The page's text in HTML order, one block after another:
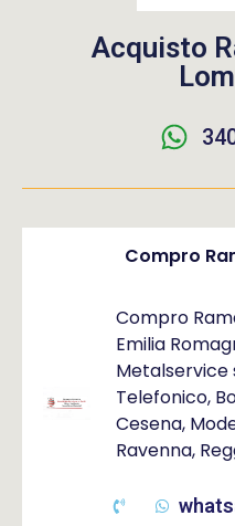
Acquisto
Compro
Compro
Emilia
Metalservice
Telefonico,
Cesena,
Ravenna,